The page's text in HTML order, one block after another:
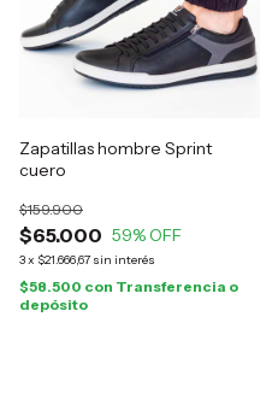
Zapatillas hombre Sprint
cuero
$65.000
$159.900
59% OFF
3x $21.666,67 sin interés
$58.500 con Transferencia o
depósito